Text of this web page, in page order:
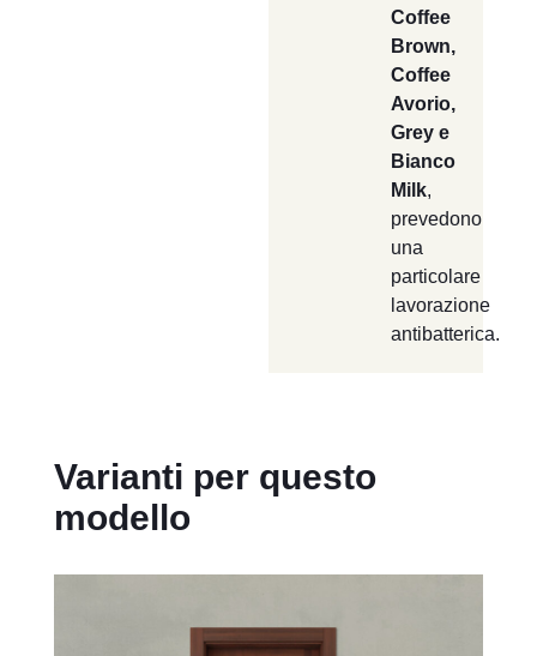
Coffee
Brown,
Coffee
Avorio,
Grey e
Bianco
Milk,
prevedono
una
particolare
lavorazione
antibatterica.
Varianti per questo
modello